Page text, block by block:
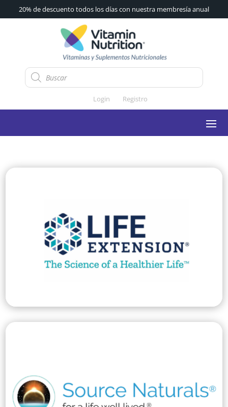
20% de descuento todos los días con nuestra membresía anual
Búsqueda
de
productos
Login
Registro